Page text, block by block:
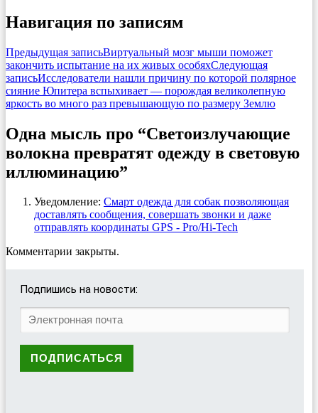
Навигация по записям
Предыдущая записьВиртуальный мозг мыши поможет
закончить испытание на их живых особяхСледующая
записьИсследователи нашли причину по которой полярное
сияние Юпитера вспыхивает — порождая великолепную
яркость во много раз превышающую по размеру Землю
Одна мысль про “Светоизлучающие
волокна превратят одежду в световую
иллюминацию”
Уведомление: Смарт одежда для собак позволяющая
доставлять сообщения, совершать звонки и даже
отправлять координаты GPS - Pro/Hi-Tech
Комментарии закрыты.
Подпишись на новости: